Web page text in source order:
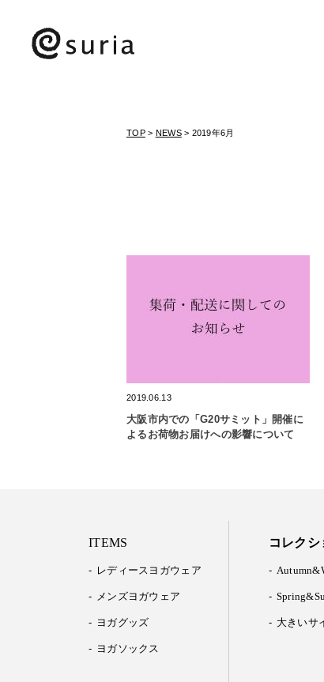
TOP> NEWS> 2019年6月
2019.06.13
大阪市内での「G20サミット」開催に
よるお荷物お届けへの影響について
ITEMS
レディースヨガウェア
メンズヨガウェア
ヨガグッズ
ヨガソックス
コレクシ
大きいサ